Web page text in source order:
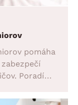
pomáha
Poradíme
pohodlie a